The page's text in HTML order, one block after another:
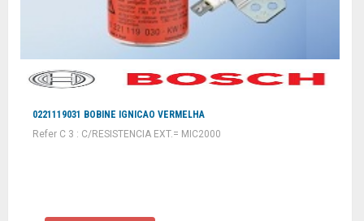
0221119031 BOBINE IGNICAO VERMELHA
Refer C 3 : C/RESISTENCIA EXT.= MIC2000